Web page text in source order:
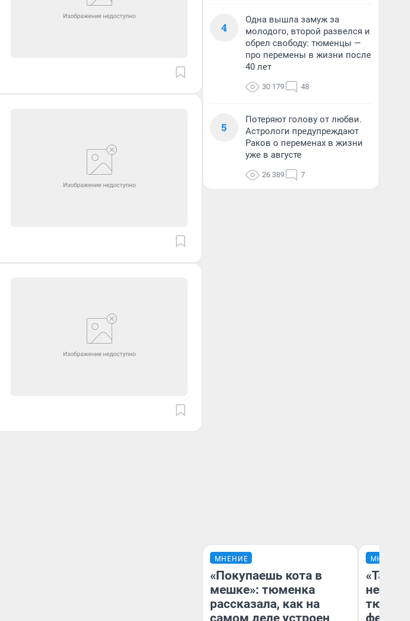
4
Одна вышла замуж за
молодого, второй развелся и
обрел свободу: тюменцы —
про перемены в жизни после
40 лет
30 179 48
5
Потеряют голову от любви.
Астрологи предупреждают
Раков о переменах в жизни
уже в августе
26 389 7
МНЕНИЕ
«Покупаешь кота в
мешке»: тюменка
рассказала, как на
самом деле устроен
МНЕНИЕ
не